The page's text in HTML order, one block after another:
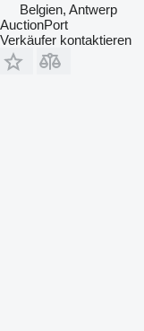
Belgien, Antwerp
AuctionPort
Verkäufer kontaktieren